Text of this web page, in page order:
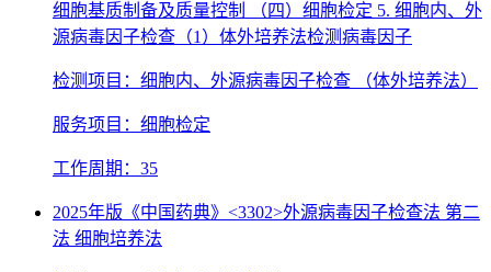
细胞基质制备及质量控制 （四）细胞检定 5. 细胞内、外
源病毒因子检查（1）体外培养法检测病毒因子
检测项目：细胞内、外源病毒因子检查 （体外培养法）
服务项目：细胞检定
工作周期：35
2025年版《中国药典》<3302>外源病毒因子检查法 第二
法 细胞培养法